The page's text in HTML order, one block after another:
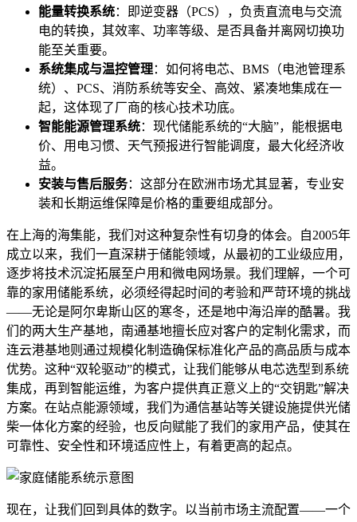
能量转换系统：即逆变器（PCS），负责直流电与交流
电的转换，其效率、功率等级、是否具备并离网切换功
能至关重要。
系统集成与温控管理：如何将电芯、BMS（电池管理系
统）、PCS、消防系统等安全、高效、紧凑地集成在一
起，这体现了厂商的核心技术功底。
智能能源管理系统：现代储能系统的“大脑”，能根据电
价、用电习惯、天气预报进行智能调度，最大化经济收
益。
安装与售后服务：这部分在欧洲市场尤其显著，专业安
装和长期运维保障是价格的重要组成部分。
在上海的海集能，我们对这种复杂性有切身的体会。自2005年
成立以来，我们一直深耕于储能领域，从最初的工业级应用，
逐步将技术沉淀拓展至户用和微电网场景。我们理解，一个可
靠的家用储能系统，必须经得起时间的考验和严苛环境的挑战
——无论是阿尔卑斯山区的寒冬，还是地中海沿岸的酷暑。我
们的两大生产基地，南通基地擅长应对客户的定制化需求，而
连云港基地则通过规模化制造确保标准化产品的高品质与成本
优势。这种“双轮驱动”的模式，让我们能够从电芯选型到系统
集成，再到智能运维，为客户提供真正意义上的“交钥匙”解决
方案。在站点能源领域，我们为通信基站等关键设施提供光储
柴一体化方案的经验，也反向赋能了我们的家用产品，使其在
可靠性、安全性和环境适应性上，有着更高的起点。
现在，让我们回到具体的数字。以当前市场主流配置——一个